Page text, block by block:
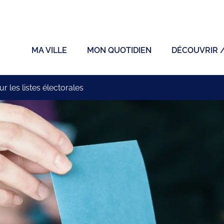
MA VILLE MON QUOTIDIEN DÉCOUVRIR
les listes électorales